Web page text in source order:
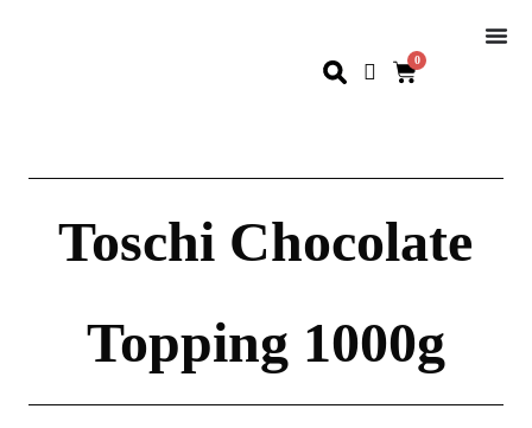
0
Toschi Chocolate
Topping 1000g